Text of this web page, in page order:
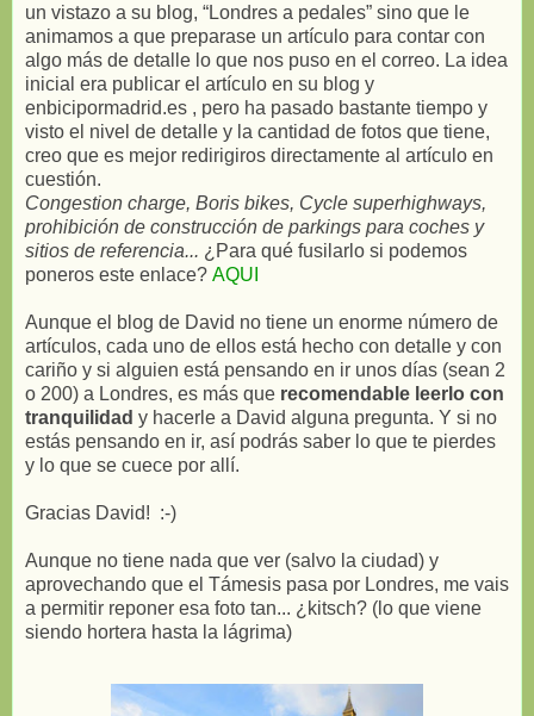
un vistazo a su blog, “Londres a pedales” sino que le
animamos a que preparase un artículo para contar con
algo más de detalle lo que nos puso en el correo. La idea
inicial era publicar el artículo en su blog y
enbicipormadrid.es , pero ha pasado bastante tiempo y
visto el nivel de detalle y la cantidad de fotos que tiene,
creo que es mejor redirigiros directamente al artículo en
cuestión.
Congestion charge, Boris bikes, Cycle superhighways,
prohibición de construcción de parkings para coches y
sitios de referencia... ¿Para qué fusilarlo si podemos
poneros este enlace? AQUI
Aunque el blog de David no tiene un enorme número de
artículos, cada uno de ellos está hecho con detalle y con
cariño y si alguien está pensando en ir unos días (sean 2
o 200) a Londres, es más que recomendable leerlo con
tranquilidad y hacerle a David alguna pregunta. Y si no
estás pensando en ir, así podrás saber lo que te pierdes
y lo que se cuece por allí.
Gracias David! :-)
Aunque no tiene nada que ver (salvo la ciudad) y
aprovechando que el Támesis pasa por Londres, me vais
a permitir reponer esa foto tan... ¿kitsch? (lo que viene
siendo hortera hasta la lágrima)